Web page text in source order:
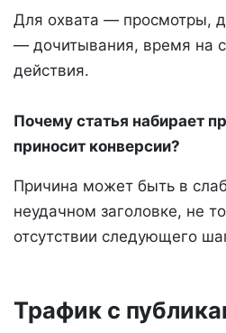
Для охвата — просмотры,
— дочитывания, время на
действия.
Почему статья набирает
приносит конверсии?
Причина может быть в
неудачном заголовке, не
отсутствии следующего
Трафик с